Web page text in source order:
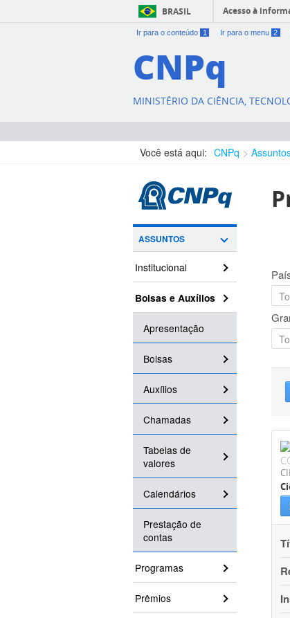
BRASIL Acesso à
Ir para o conteúdo 1 Ir para o menu 2
CNPq
MINISTÉRIO DA CIÊNCIA,
Você está aqui: CNPq
ASSUNTOS
Institucional
Bolsas e Auxílios
Apresentação
Bolsas
Auxílios
Chamadas
Tabelas de
valores
Calendários
Prestação de
contas
Programas
Prêmios